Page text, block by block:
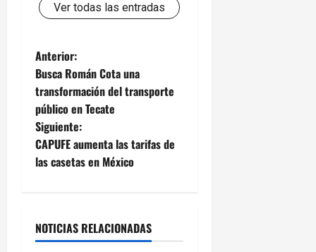
Ver todas las entradas
N
a
v
e
c
Anterior:
Busca Román Cota una
transformación del transporte
público en Tecate
Siguiente:
CAPUFE aumenta las tarifas de
las casetas en México
NOTICIAS RELACIONADAS